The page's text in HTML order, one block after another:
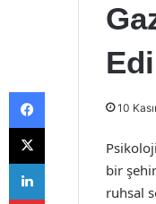
10
bir
ruhsal
Facebook
X
LinkedIn
Pinterest